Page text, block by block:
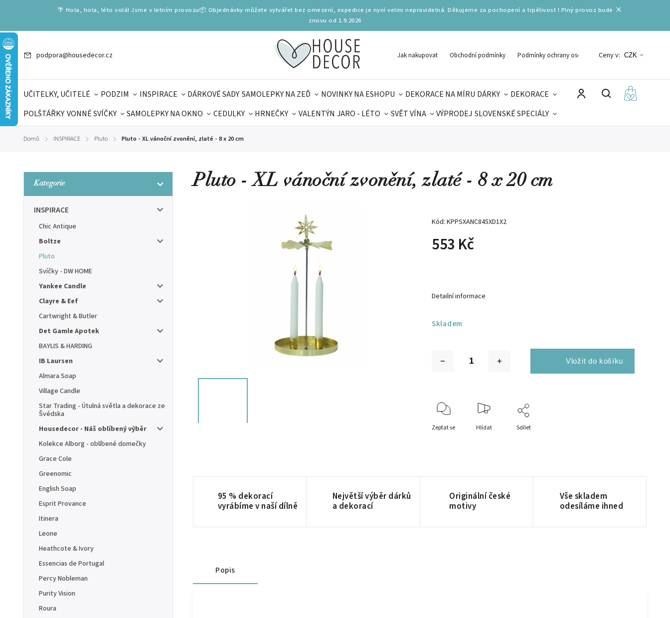
🌴 Hola, hola, léto volá! Jsme v letním provozu📦 Objednávky můžete vytvářet bez omezení, expedice je nyní velmi nepravidelná. Děkujeme za pochopení a trpělivost ! Plný provoz bude
znovu od 1.9.2026
podpora@housedecor.cz Jak nakupovat Obchodní podmínky Podmínky ochrany osobních údajů
Ceny v: CZK
UČITELKY, UČITELÉ PODZIM INSPIRACE DÁRKOVÉ SADY SAMOLEPKY NA ZEĎ NOVINKY NA ESHOPU DEKORACE NA MÍRU DÁRKY
DEKORACE
POLŠTÁŘKY VONNÉ SVÍČKY SAMOLEPKY NA OKNO CEDULKY HRNEČKY VALENTÝN JARO - LÉTO SVĚT VÍNA VÝPRODEJ SLOVENSKÉ SPECIÁLY
Domů / INSPIRACE / Pluto / Pluto - XL vánoční zvonění, zlaté - 8 x 20 cm
Kategorie
INSPIRACE
Chic Antique
Boltze
Pluto
Svíčky - DW HOME
Yankee Candle
Clayre & Eef
Cartwright & Butler
Det Gamle Apotek
BAYLIS & HARDING
IB Laursen
Almara Soap
Village Candle
Star Trading - Útulná světla a dekorace ze
Švédska
Housedecor - Náš oblíbený výběr
Kolekce Alborg - oblíbené domečky
Grace Cole
Greenomic
English Soap
Esprit Provance
Itinera
Leone
Heathcote & Ivory
Essencias de Portugal
Percy Nobleman
Purity Vision
Roura
Pluto - XL vánoční zvonění, zlaté - 8 x 20 cm
Kód: KPPSXANC845XD1X2
553 Kč
Skladem
Detailní informace
Zeptat se Hlídat Sdílet
95 % dekorací
vyrábíme v naší dílně
Největší výběr dárků
a dekorací
Originální české
motivy
Vše skladem
odesíláme ihned
Popis